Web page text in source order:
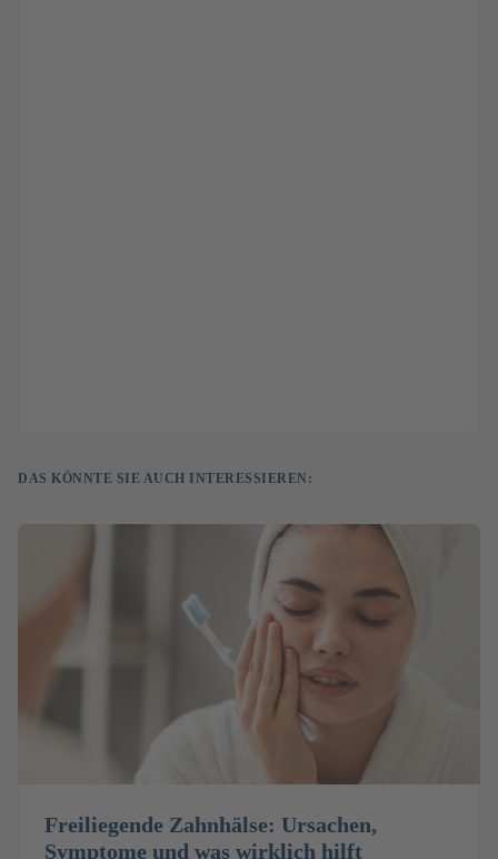
DAS KÖNNTE SIE AUCH INTERESSIEREN:
Freiliegende Zahnhälse: Ursachen,
Symptome und was wirklich hilft